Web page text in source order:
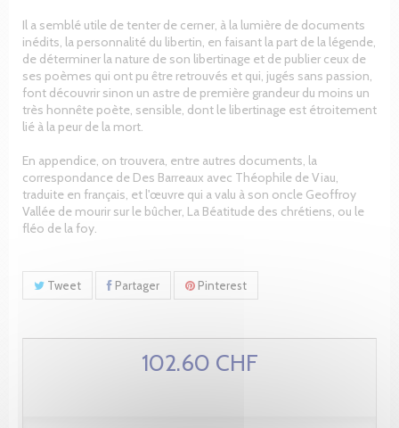
Il a semblé utile de tenter de cerner, à la lumière de documents
inédits, la personnalité du libertin, en faisant la part de la légende,
de déterminer la nature de son libertinage et de publier ceux de
ses poèmes qui ont pu être retrouvés et qui, jugés sans passion,
font découvrir sinon un astre de première grandeur du moins un
très honnête poète, sensible, dont le libertinage est étroitement
lié à la peur de la mort.
En appendice, on trouvera, entre autres documents, la
correspondance de Des Barreaux avec Théophile de Viau,
traduite en français, et l'œuvre qui a valu à son oncle Geoffroy
Vallée de mourir sur le bûcher, La Béatitude des chrétiens, ou le
fléo de la foy.
Tweet Partager Pinterest
102.60 CHF